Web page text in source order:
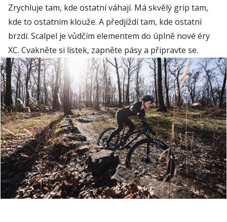
Zrychluje tam, kde ostatní váhají. Má skvělý grip tam,
kde to ostatním klouže. A předjíždí tam, kde ostatní
brzdí. Scalpel je vůdčím elementem do úplně nové éry
XC. Cvakněte si lístek, zapněte pásy a připravte se.